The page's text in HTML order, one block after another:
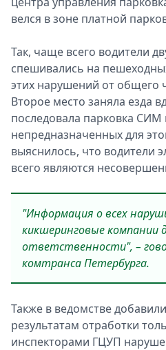
велся в зоне платной
Так, чаще всего водители
спешивались на
этих нарушений от общего
Второе место заняла езда
последовала парковка СИМ
непредназначенных для
выяснилось, что водители
всего являются
"Информация о всех
кикшеринговые компании
ответственности", –
комтранса Петербурга.
Также в ведомстве
результатам отработки
инспекторами ГЦУП